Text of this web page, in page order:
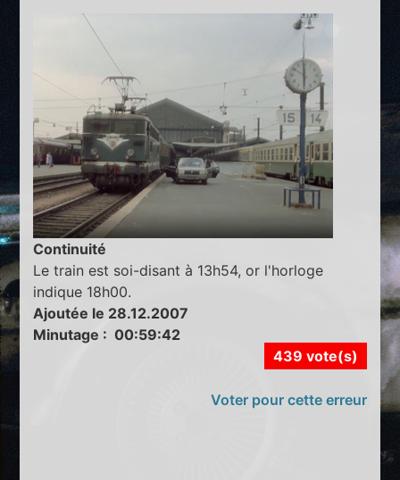
Continuité
Le train est soi-disant à 13h54, or l'horloge
indique 18h00.
Ajoutée le 28.12.2007
Minutage : 00:59:42
439 vote(s)
Voter pour cette erreur